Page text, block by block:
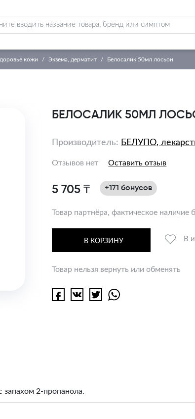
кожи Экзема, дерматит Белосалик 50мл лосьон
БЕЛОСАЛИК 50МЛ
Производитель: БЕЛУПО,
Отзывов нет Оставить отзыв
5 705 ₸ +171 бонусов
Товар партнёра, фактическое
В КОРЗИНУ В
Товар нельзя вернуть или обменять
запахом 2-пропанола.